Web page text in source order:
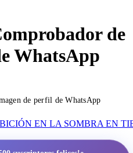
de
WhatsApp
de perfil de WhatsApp
EN LA SOMBRA EN